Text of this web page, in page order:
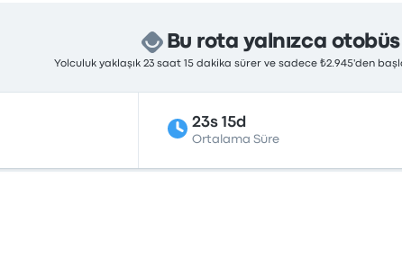
Bu rota yalnızca
Yolculuk yaklaşık 23 saat 15 dakika sürer ve sadece ₺2.945'den
23s 15d
Ortalama Süre